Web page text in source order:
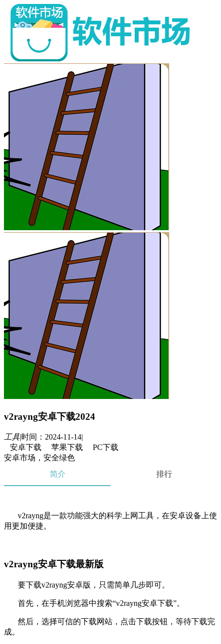
v2rayng安卓下载2024
工具|时间：2024-11-14|
安卓下载
苹果下载
PC下载
安卓市场，安全绿色
简介
排行
v2rayng是一款功能强大的科学上网工具，在安卓设备上使
用更加便捷。
v2rayng安卓下载最新版
要下载v2rayng安卓版，只需简单几步即可。
首先，在手机浏览器中搜索“v2rayng安卓下载”。
然后，选择可信的下载网站，点击下载按钮，等待下载完
成。